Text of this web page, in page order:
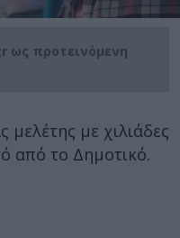
ως προτεινόμενη
με χιλιάδες
από το Δημοτικό.